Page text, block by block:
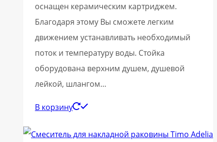
оснащен керамическим картриджем.
Благодаря этому Вы сможете легким
движением устанавливать необходимый
поток и температуру воды. Стойка
оборудована верхним душем, душевой
лейкой, шлангом…
В корзину